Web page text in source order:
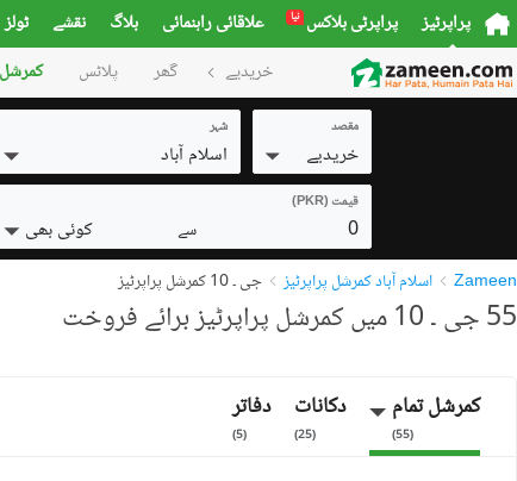
پراپرٹیز پراپرٹی بلاکس نیا علاقائی راہنمائی بلاگ نقشے ٹولز
خریدیے گھر پلاٹس کمرشل
مقصد
خریدیے
شہر
اسلام آباد
قیمت (PKR)
0 سے کوئی بھی
Zameen اسلام آباد کمرشل پراپرٹیز جی ۔ 10 کمرشل پراپرٹیز
55 جی ۔ 10 میں کمرشل پراپرٹیز برائے فروخت
کمرشل تمام
(
55
)
دکانات
(
25
)
دفاتر
(
5
)